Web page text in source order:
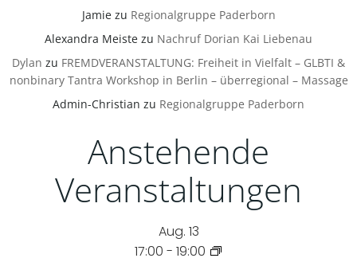
Jamiezu Regionalgruppe Paderborn
Alexandra Meiste zu Nachruf Dorian Kai Liebenau
Dylan zu FREMDVERANSTALTUNG: Freiheit in Vielfalt – GLBTI &
nonbinary Tantra Workshop in Berlin – überregional – Massage
Admin-Christian zu Regionalgruppe Paderborn
Anstehende
Veranstaltungen
Aug. 13
17:00 - 19:00